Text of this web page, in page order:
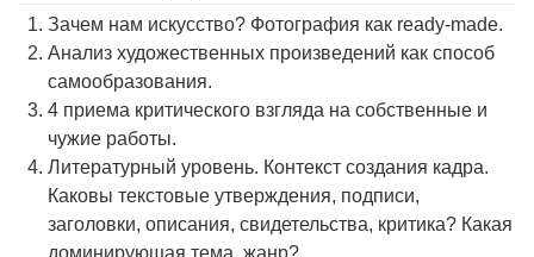
Зачем нам искусство? Фотография как ready-made.
Анализ художественных произведений как способ
самообразования.
4 приема критического взгляда на собственные и
чужие работы.
Литературный уровень. Контекст создания кадра.
Каковы текстовые утверждения, подписи,
заголовки, описания, свидетельства, критика? Какая
доминирующая тема, жанр?